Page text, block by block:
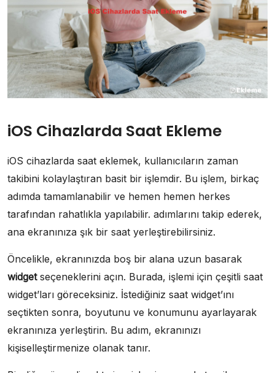
iOS Cihazlarda Saat Ekleme
iOS cihazlarda saat eklemek, kullanıcıların zaman
takibini kolaylaştıran basit bir işlemdir. Bu işlem, birkaç
adımda tamamlanabilir ve hemen hemen herkes
tarafından rahatlıkla yapılabilir. adımlarını takip ederek,
ana ekranınıza şık bir saat yerleştirebilirsiniz.
Öncelikle, ekranınızda boş bir alana uzun basarak
widgetseçeneklerini açın. Burada, işlemi için çeşitli saat
widget’ları göreceksiniz. İstediğiniz saat widget’ını
seçtikten sonra, boyutunu ve konumunu ayarlayarak
ekranınıza yerleştirin. Bu adım, ekranınızı
kişiselleştirmenize olanak tanır.